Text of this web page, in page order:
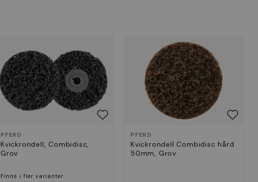
PFERD
Kvickrondell, Combidisc,
Grov
Finns i fler varianter
PFERD
Kvickrondell Combidisc hård
50mm, Grov